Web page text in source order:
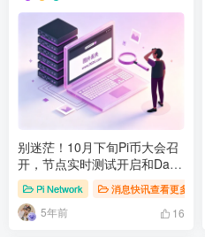
别迷茫！10月下旬Pi币大会召
开，节点实时测试开启和Dapp
陆续上线
Pi Network 消息快讯查看更多 》》
5年前 16